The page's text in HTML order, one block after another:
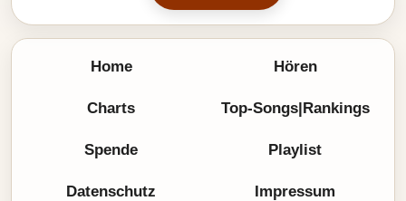
Home Hören
Charts Top-Songs|Rankings
Spende Playlist
Datenschutz Impressum